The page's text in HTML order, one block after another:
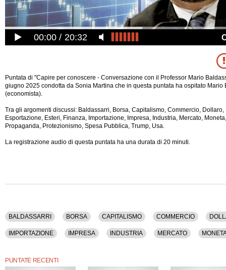
00:00 20:32
Puntata di "Capire per conoscere - Conversazione con il Professor Mario
giugno 2025 condotta da Sonia Martina che in questa puntata ha ospitato Mario
(economista).
Tra gli argomenti discussi: Baldassarri, Borsa, Capitalismo, Commercio, Dollaro,
Esportazione, Esteri, Finanza, Importazione, Impresa, Industria, Mercato,
Propaganda, Protezionismo, Spesa Pubblica, Trump, Usa.
La registrazione audio di questa puntata ha una durata di 20 minuti.
BALDASSARRI BORSA CAPITALISMO COMMERCIO
IMPORTAZIONE IMPRESA INDUSTRIA MERCATO
PUNTATE RECENTI